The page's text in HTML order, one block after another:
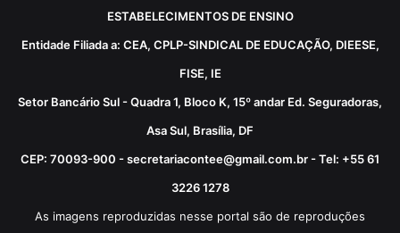
ESTABELECIMENTOS DE ENSINO
Entidade Filiada a: CEA, CPLP-SINDICAL DE EDUCAÇÃO, DIEESE,
FISE, IE
Setor Bancário Sul - Quadra 1, Bloco K, 15º andar Ed. Seguradoras,
Asa Sul, Brasília, DF
CEP: 70093-900 - secretariacontee@gmail.com.br - Tel: +55 61
3226 1278
As imagens reproduzidas nesse portal são de reproduções